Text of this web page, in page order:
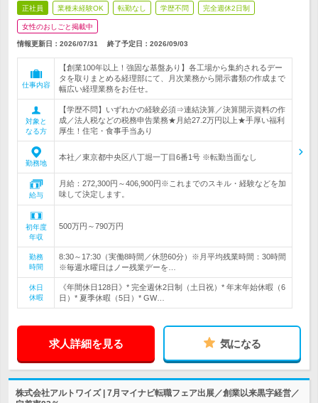
正社員 業種未経験OK 転勤なし 学歴不問 完全週休2日制
女性のおしごと掲載中
情報更新日：2026/07/31 終了予定日： 2026/09/03
仕事内容
【創業100年以上！強固な基盤あり】各工場から集約されるデー
タを取りまとめる経理部にて、月次業務から開示書類の作成まで
幅広い経理業務をお任せ。
対象と
なる方
【学歴不問】いずれかの経験必須⇒連結決算／決算開示資料の作
成／法人税などの税務申告業務★月給27.2万円以上★手厚い福利
厚生！住宅・食事手当あり
勤務地
本社／東京都中央区八丁堀一丁目6番1号 ※転勤当面なし
給与
月給：272,300円～406,900円※これまでのスキル・経験などを加
味して決定します。
初年度
年収
500万円～790万円
勤務
時間
8:30～17:30（実働8時間／休憩60分）※月平均残業時間：30時間
※毎週水曜日はノー残業デーを…
休日
休暇
《年間休日128日》* 完全週休2日制（土日祝）* 年末年始休暇（6
日）* 夏季休暇（5日）* GW…
求人詳細を見る 気になる
株式会社アルトワイズ | 7月マイナビ転職フェア出展／創業以来黒字経営／